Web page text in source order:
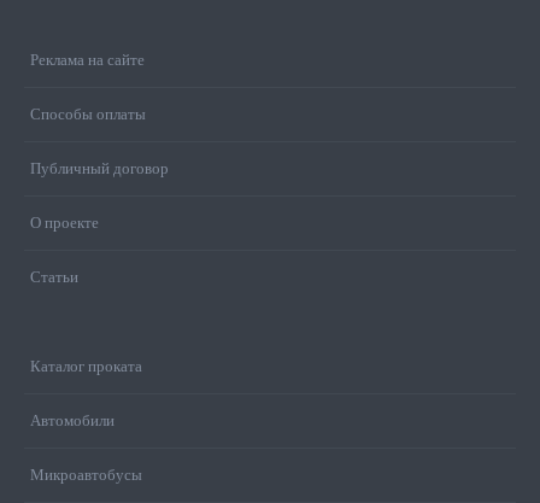
Реклама на сайте
Способы оплаты
Публичный договор
О проекте
Статьи
Каталог проката
Автомобили
Микроавтобусы